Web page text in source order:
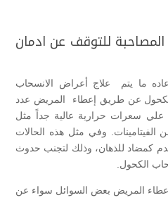
المصاحبة للتوقف عن ادمان
عاده ما يتم علاج أعراض الانسحاب
عن طريق إعطاء المريض عدد
علي سعرات حرارية عالية جداً مثل
الفيتامينات. وفي مثل هذه الحالات
كمضاد للذهان، وذلك لتجنب حدوث
الكحول.
المريض بعض السوائل سواء عن